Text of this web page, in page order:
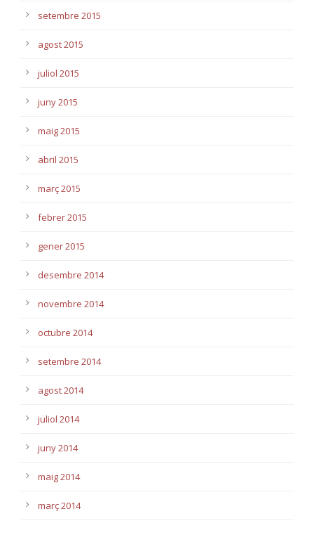
setembre 2015
agost 2015
juliol 2015
juny 2015
maig 2015
abril 2015
març 2015
febrer 2015
gener 2015
desembre 2014
novembre 2014
octubre 2014
setembre 2014
agost 2014
juliol 2014
juny 2014
maig 2014
març 2014